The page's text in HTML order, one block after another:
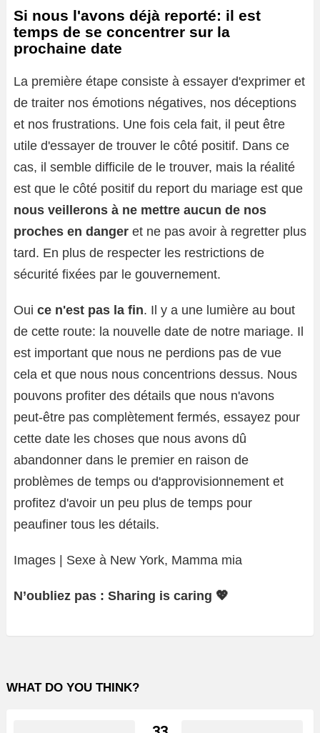
Si nous l'avons déjà reporté: il est
temps de se concentrer sur la
prochaine date
La première étape consiste à essayer d'exprimer et
de traiter nos émotions négatives, nos déceptions
et nos frustrations. Une fois cela fait, il peut être
utile d'essayer de trouver le côté positif. Dans ce
cas, il semble difficile de le trouver, mais la réalité
est que le côté positif du report du mariage est que
nous veillerons à ne mettre aucun de nos
proches en danger et ne pas avoir à regretter plus
tard. En plus de respecter les restrictions de
sécurité fixées par le gouvernement.
Oui ce n'est pas la fin. Il y a une lumière au bout
de cette route: la nouvelle date de notre mariage. Il
est important que nous ne perdions pas de vue
cela et que nous nous concentrions dessus. Nous
pouvons profiter des détails que nous n'avons
peut-être pas complètement fermés, essayez pour
cette date les choses que nous avons dû
abandonner dans le premier en raison de
problèmes de temps ou d'approvisionnement et
profitez d'avoir un peu plus de temps pour
peaufiner tous les détails.
Images | Sexe à New York, Mamma mia
N’oubliez pas : Sharing is caring 💖
WHAT DO YOU THINK?